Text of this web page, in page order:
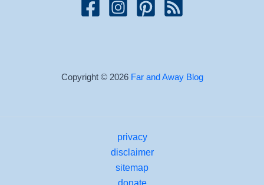
Copyright © 2026 Far and Away Blog
privacy
disclaimer
sitemap
donate